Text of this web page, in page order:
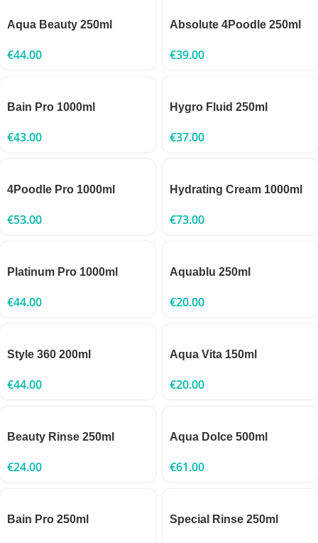
Aqua Beauty 250ml
€44.00
Absolute 4Poodle 250ml
€39.00
Bain Pro 1000ml
€43.00
Hygro Fluid 250ml
€37.00
4Poodle Pro 1000ml
€53.00
Hydrating Cream 1000ml
€73.00
Platinum Pro 1000ml
€44.00
Aquablu 250ml
€20.00
Style 360 200ml
€44.00
Aqua Vita 150ml
€20.00
Beauty Rinse 250ml
€24.00
Aqua Dolce 500ml
€61.00
Bain Pro 250ml Special Rinse 250ml